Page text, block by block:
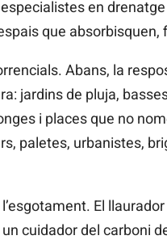
en
que absorbisquen,
Abans, la
jardins de pluja,
i places que no
paletes, urbanistes,
El
cuidador del carboni